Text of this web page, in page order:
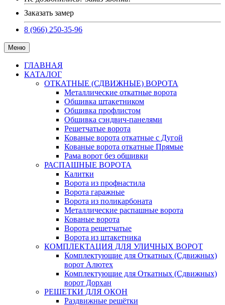
Заказать замер
8 (966) 250-35-96
Меню
ГЛАВНАЯ
КАТАЛОГ
ОТКАТНЫЕ (СДВИЖНЫЕ) ВОРОТА
Металлические откатные ворота
Обшивка штакетником
Обшивка профлистом
Обшивка сэндвич-панелями
Решетчатые ворота
Кованые ворота откатные с Дугой
Кованые ворота откатные Прямые
Рама ворот без обшивки
РАСПАШНЫЕ ВОРОТА
Калитки
Ворота из профнастила
Ворота гаражные
Ворота из поликарбоната
Металлические распашные ворота
Кованые ворота
Ворота решетчатые
Ворота из штакетника
КОМПЛЕКТАЦИЯ ДЛЯ УЛИЧНЫХ ВОРОТ
Комплектующие для Откатных (Сдвижных)
ворот Алютех
Комплектующие для Откатных (Сдвижных)
ворот Дорхан
РЕШЕТКИ ДЛЯ ОКОН
Раздвижные решётки